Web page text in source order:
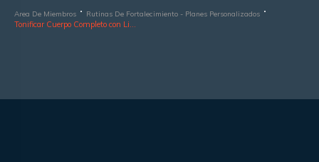
Area De Miembros Rutinas De Fortalecimiento - Planes Personalizados